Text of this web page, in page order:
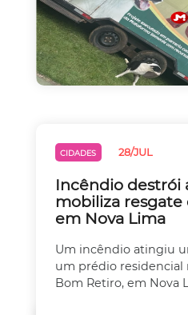
CIDADES 28/JUL
Incêndio destrói
mobiliza
em Nova Lima
Um incêndio atingiu
um prédio residencial
Bom Retiro, em Nova